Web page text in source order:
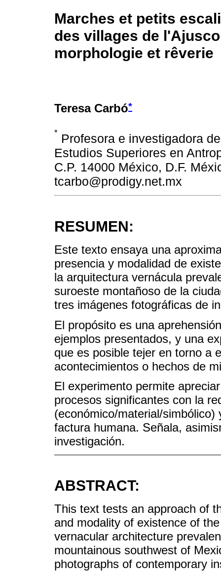
Marches et petits
des villages de
morphologie et rêverie
Teresa Carbó*
* Profesora e investigadora
Estudios Superiores en
C.P. 14000 México, D.F.
tcarbo@prodigy.net.mx
RESUMEN:
Este texto ensaya una
presencia y modalidad de
la arquitectura vernácula
suroeste montañoso de la
tres imágenes fotográficas de
El propósito es una
ejemplos presentados, y una
que es posible tejer en torno a
acontecimientos o hechos de
El experimento permite
procesos significantes con la
(económico/material/
factura humana. Señala,
investigación.
ABSTRACT:
This text tests an approach of
and modality of existence of
vernacular architecture
mountainous southwest of
photographs of contemporary